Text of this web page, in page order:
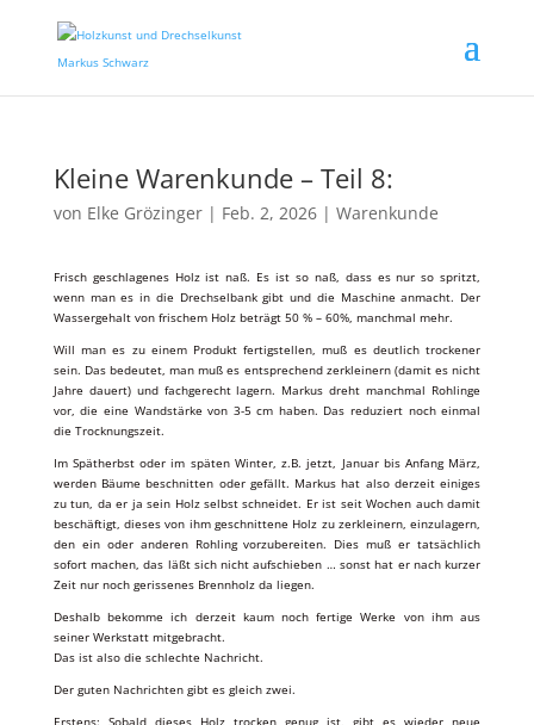
Kleine Warenkunde – Teil 8:
von Elke Grözinger| Feb. 2, 2026| Warenkunde
Frisch geschlagenes Holz ist naß. Es ist so naß, dass es nur so spritzt,
wenn man es in die Drechselbank gibt und die Maschine anmacht. Der
Wassergehalt von frischem Holz beträgt 50 % – 60%, manchmal mehr.
Will man es zu einem Produkt fertigstellen, muß es deutlich trockener
sein. Das bedeutet, man muß es entsprechend zerkleinern (damit es nicht
Jahre dauert) und fachgerecht lagern. Markus dreht manchmal Rohlinge
vor, die eine Wandstärke von 3-5 cm haben. Das reduziert noch einmal
die Trocknungszeit.
Im Spätherbst oder im späten Winter, z.B. jetzt, Januar bis Anfang März,
werden Bäume beschnitten oder gefällt. Markus hat also derzeit einiges
zu tun, da er ja sein Holz selbst schneidet. Er ist seit Wochen auch damit
beschäftigt, dieses von ihm geschnittene Holz zu zerkleinern, einzulagern,
den ein oder anderen Rohling vorzubereiten. Dies muß er tatsächlich
sofort machen, das läßt sich nicht aufschieben … sonst hat er nach kurzer
Zeit nur noch gerissenes Brennholz da liegen.
Deshalb bekomme ich derzeit kaum noch fertige Werke von ihm aus
seiner Werkstatt mitgebracht.
Das ist also die schlechte Nachricht.
Der guten Nachrichten gibt es gleich zwei.
Erstens: Sobald dieses Holz trocken genug ist, gibt es wieder neue